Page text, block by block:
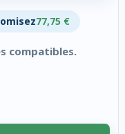
77,75 €
compatibles.